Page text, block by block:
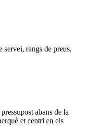
servei, rangs de preus,
abans de la
et centri en els